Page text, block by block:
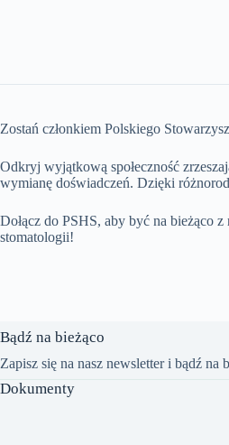
Zostań członkiem Polskiego
Odkryj wyjątkową społeczność
wymianę doświadczeń. Dzięki
Dołącz do PSHS, aby być na bieżąco
stomatologii!
Bądź na bieżąco
Zapisz się na nasz newsletter i bądź
Dokumenty